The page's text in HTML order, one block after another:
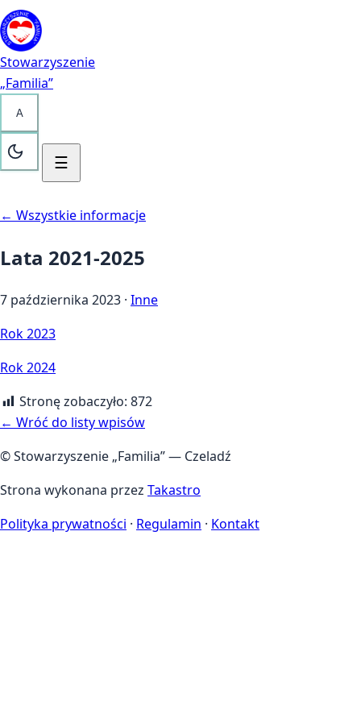
Przejdź do treści
Kontakt
Stowarzyszenie
„Familia”
A
☰
← Wszystkie informacje
Lata 2021-2025
7 października 2023 · Inne
Rok 2023
Rok 2024
Stronę zobaczyło: 872
← Wróć do listy wpisów
© Stowarzyszenie „Familia” — Czeladź
Strona wykonana przez Takastro
Polityka prywatności · Regulamin · Kontakt